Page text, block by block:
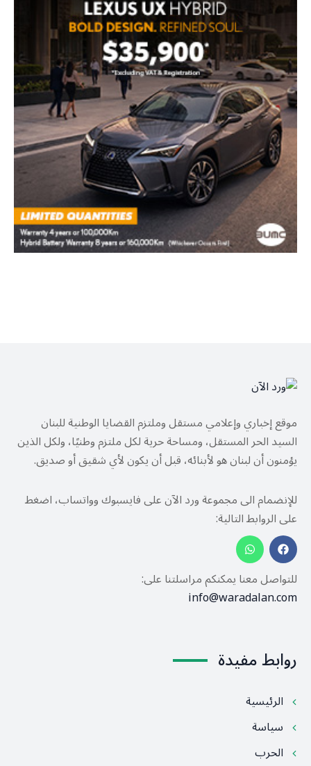
موقع إخباري وإعلامي مستقل وملتزم القضايا الوطنية للبنان
السيد الحر المستقل، ومساحة حرية لكل ملتزم وطنيًا، ولكل الذين
يؤمنون أن لبنان هو لأبنائه، قبل أن يكون لأي شقيق أو صديق.
للإنضمام الى مجموعة ورد الآن على فايسبوك وواتساب، اضغط
على الروابط التالية:
للتواصل معنا يمكنكم مراسلتنا على:
info@waradalan.com
روابط مفيدة
الرئيسية
سياسة
الحرب